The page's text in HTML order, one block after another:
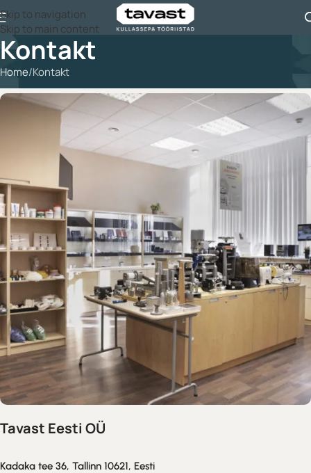
Skip to navigation
Skip to main content
Kontakt
Home Kontakt
Tavast Eesti OÜ
Kadaka tee 36, Tallinn 10621, Eesti